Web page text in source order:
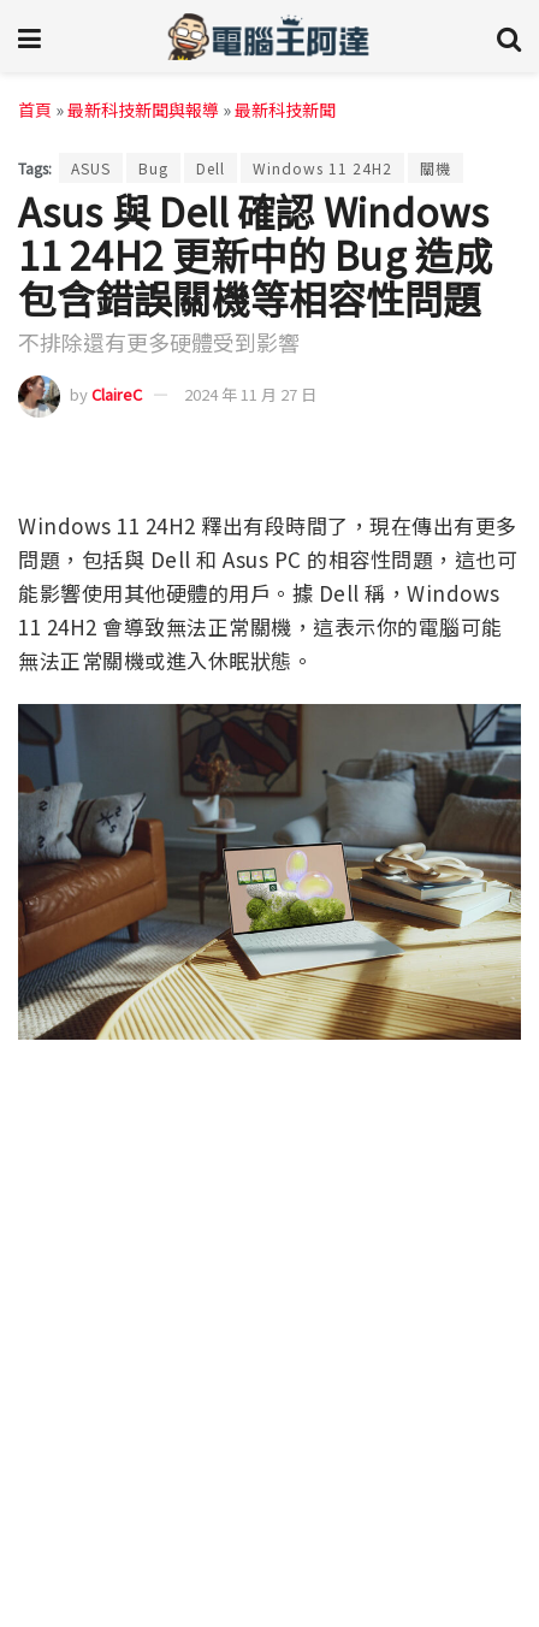
首頁 »最新科技新聞與報導 »最新科技新聞
Tags: ASUS Bug Dell Windows 11 24H2 關機
Asus 與 Dell 確認 Windows
11 24H2 更新中的 Bug 造成
包含錯誤關機等相容性問題
不排除還有更多硬體受到影響
byClaireC 2024 年 11 月 27 日
Windows 11 24H2 釋出有段時間了，現在傳出有更多
問題，包括與 Dell 和 Asus PC 的相容性問題，這也可
能影響使用其他硬體的用戶。據 Dell 稱，Windows
11 24H2 會導致無法正常關機，這表示你的電腦可能
無法正常關機或進入休眠狀態。